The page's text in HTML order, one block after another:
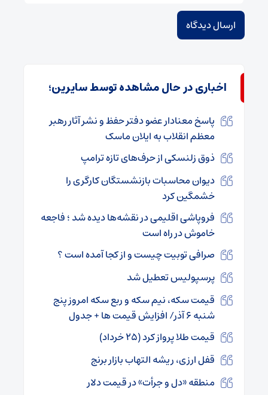
اخباری در حال مشاهده توسط سایرین؛
پاسخ معنادار عضو دفتر حفظ و نشر آثار رهبر
معظم انقلاب به ایلان ماسک
ذوق زلنسکی از حرف‌های تازه ترامپ
دیوان محاسبات بازنشستگان کارگری را
خشمگین کرد
فروپاشی اقلیمی در نقشه‌ها دیده شد ؛ فاجعه
خاموش در راه است
صرافی توبیت چیست و از کجا آمده است ؟
پرسپولیس تعطیل شد
قیمت سکه، نیم سکه و ربع سکه امروز پنج
شنبه ۶ آذر/ افزایش قیمت ها + جدول
قیمت طلا پرواز کرد (۲۵ خرداد)
قفل ارزی، ریشه التهاب بازار برنج
منطقه «دل و جرأت» در قیمت دلار